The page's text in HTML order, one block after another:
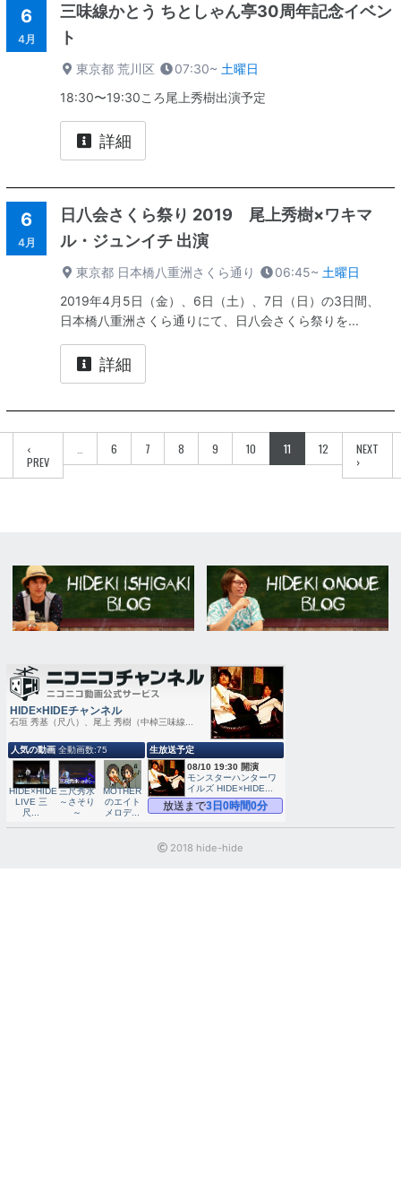
6
4月
三味線かとう ちとしゃん亭30周年記念イベン
ト
東京都 荒川区 07:30~ 土曜日
18:30〜19:30ころ尾上秀樹出演予定
詳細
6
4月
日八会さくら祭り 2019 尾上秀樹×ワキマ
ル・ジュンイチ 出演
東京都 日本橋八重洲さくら通り 06:45~ 土曜日
2019年4月5日（金）、6日（土）、7日（日）の3日間、
日本橋八重洲さくら通りにて、日八会さくら祭りを...
詳細
‹
PREV
… 6 7 8 9 10 11 12 NEXT
›
2018 hide-hide